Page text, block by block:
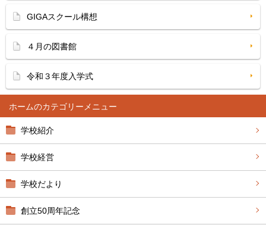
ホーム
学校紹介
学校経営
学校だより
創立50周年記念
GIGAスクール構想
４月の図書館
令和３年度入学式